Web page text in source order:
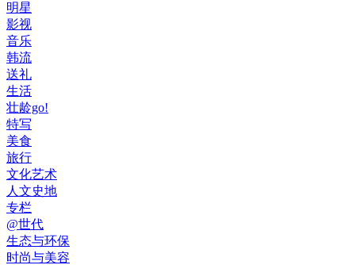
明星
影视
音乐
韩流
送礼
生活
壮龄go!
特写
美食
旅行
文化艺术
人文史地
专栏
@世代
生态与环保
时尚与美容